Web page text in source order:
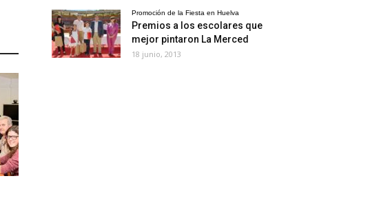
Promoción de la Fiesta en Huelva
Premios a los escolares que
mejor pintaron La Merced
18 junio, 2013